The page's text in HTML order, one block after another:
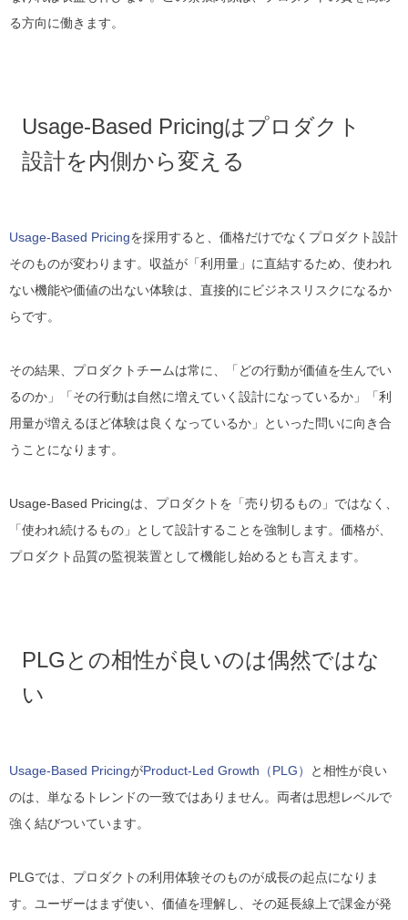
る方向に働きます。
Usage-Based Pricingはプロダクト
設計を内側から変える
Usage-Based Pricingを採用すると、価格だけでなくプロダクト設計
そのものが変わります。収益が「利用量」に直結するため、使われ
ない機能や価値の出ない体験は、直接的にビジネスリスクになるか
らです。
その結果、プロダクトチームは常に、「どの行動が価値を生んでい
るのか」「その行動は自然に増えていく設計になっているか」「利
用量が増えるほど体験は良くなっているか」といった問いに向き合
うことになります。
Usage-Based Pricingは、プロダクトを「売り切るもの」ではなく、
「使われ続けるもの」として設計することを強制します。価格が、
プロダクト品質の監視装置として機能し始めるとも言えます。
PLGとの相性が良いのは偶然ではな
い
Usage-Based PricingがProduct-Led Growth（PLG）
と相性が良い
のは、単なるトレンドの一致ではありません。両者は思想レベルで
強く結びついています。
PLGでは、プロダクトの利用体験そのものが成長の起点になりま
す。ユーザーはまず使い、価値を理解し、その延長線上で課金が発